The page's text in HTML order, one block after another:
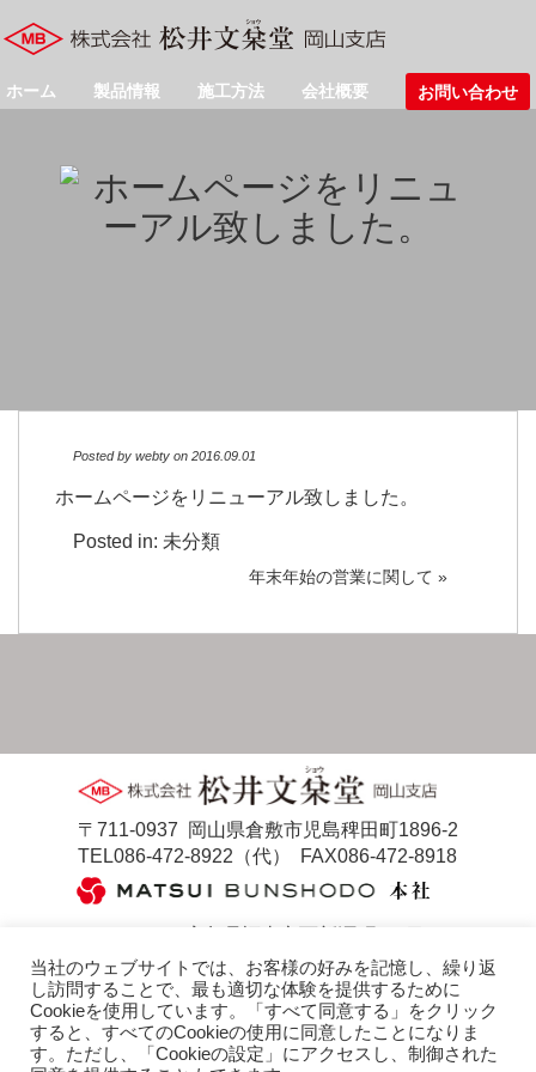
ホーム 製品情報 施工方法 会社概要 お問い合わせ
Posted by webty on 2016.09.01
ホームページをリニューアル致しました。
Posted in: 未分類
年末年始の営業に関して »
〒711-0937 岡山県倉敷市児島稗田町1896-2
TEL086-472-8922（代）
FAX086-472-8918
TEL084-953-3210（代）FAX084-954-2057
ホーム
会社概要
防草マサ[墓地用]
防草マサ[造園用]
ストーンレジン
施工方法
当社のウェブサイトでは、お客様の好みを記憶し、繰り返
し訪問することで、最も適切な体験を提供するために
Cookieを使用しています。「すべて同意する」をクリック
すると、すべてのCookieの使用に同意したことになりま
す。ただし、「Cookieの設定」にアクセスし、制御された